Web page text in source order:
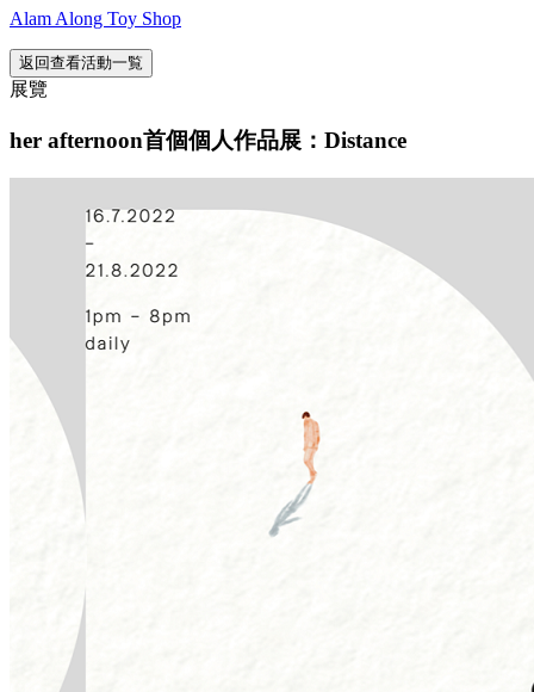
Alam Along Toy Shop
返回查看活動一覧
展覽
her afternoon首個個人作品展：Distance